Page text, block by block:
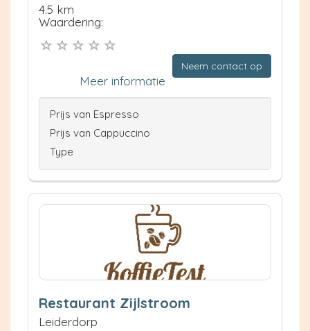
4.5 km
Waardering:
Neem contact op
Meer informatie
Prijs van Espresso
Prijs van Cappuccino
Type
Restaurant Zijlstroom
Leiderdorp